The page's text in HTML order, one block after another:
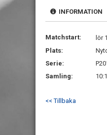
INFORMATION
Matchstart:
lör
Plats:
Serie:
Samling:
<< Tillbaka